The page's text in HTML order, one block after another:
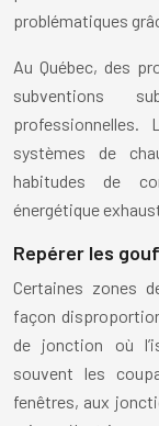
problématiques
Au Québec, des
subventions
professionnelles.
systèmes de
habitudes de
énergétique
Repérer les
Certaines zones
façon
de jonction où
souvent les
fenêtres, aux